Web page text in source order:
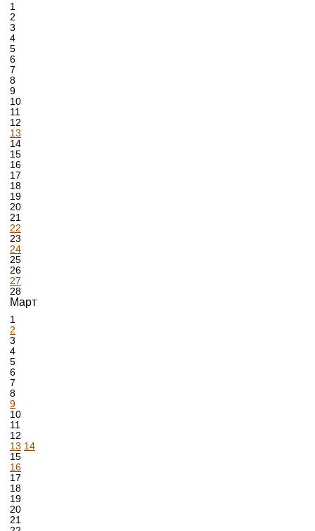
1
2
3
4
5
6
7
8
9
10
11
12
13
14
15
16
17
18
19
20
21
22
23
24
25
26
27
28
Март
1
2
3
4
5
6
7
8
9
10
11
12
13 14
15
16
17
18
19
20
21